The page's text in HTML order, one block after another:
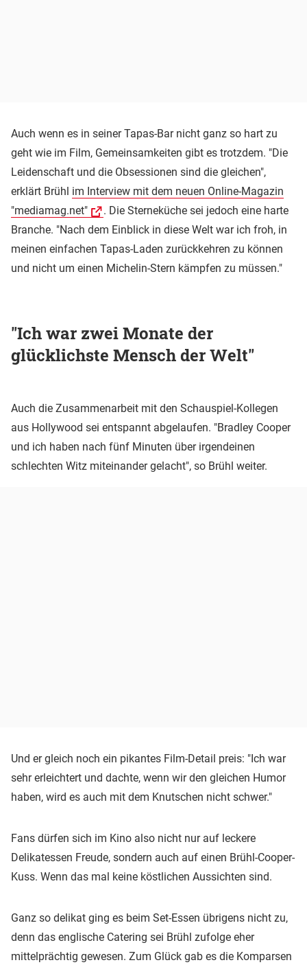
Auch wenn es in seiner Tapas-Bar nicht ganz so hart zu
geht wie im Film, Gemeinsamkeiten gibt es trotzdem. "Die
Leidenschaft und die Obsessionen sind die gleichen",
erklärt Brühl im Interview mit dem neuen Online-Magazin
"mediamag.net"
. Die Sterneküche sei jedoch eine harte
Branche. "Nach dem Einblick in diese Welt war ich froh, in
meinen einfachen Tapas-Laden zurückkehren zu können
und nicht um einen Michelin-Stern kämpfen zu müssen."
"Ich war zwei Monate der
glücklichste Mensch der Welt"
Auch die Zusammenarbeit mit den Schauspiel-Kollegen
aus Hollywood sei entspannt abgelaufen. "Bradley Cooper
und ich haben nach fünf Minuten über irgendeinen
schlechten Witz miteinander gelacht", so Brühl weiter.
Und er gleich noch ein pikantes Film-Detail preis: "Ich war
sehr erleichtert und dachte, wenn wir den gleichen Humor
haben, wird es auch mit dem Knutschen nicht schwer."
Fans dürfen sich im Kino also nicht nur auf leckere
Delikatessen Freude, sondern auch auf einen Brühl-Cooper-
Kuss. Wenn das mal keine köstlichen Aussichten sind.
Ganz so delikat ging es beim Set-Essen übrigens nicht zu,
denn das englische Catering sei Brühl zufolge eher
mittelprächtig gewesen. Zum Glück gab es die Komparsen